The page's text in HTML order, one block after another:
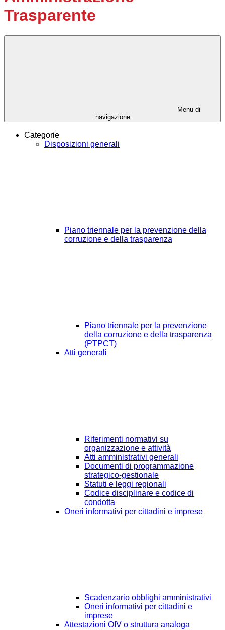
Trasparente
Menu di
navigazione
Categorie
Disposizioni generali
Piano triennale per la prevenzione della
corruzione e della trasparenza
Piano triennale per la prevenzione
della corruzione e della trasparenza
(PTPCT)
Atti generali
Riferimenti normativi su
organizzazione e attività
Atti amministrativi generali
Documenti di programmazione
strategico-gestionale
Statuti e leggi regionali
Codice disciplinare e codice di
condotta
Oneri informativi per cittadini e imprese
Scadenzario obblighi amministrativi
Oneri informativi per cittadini e
imprese
Attestazioni OIV o struttura analoga